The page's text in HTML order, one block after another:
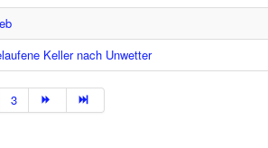
Keller nach Unwetter
3